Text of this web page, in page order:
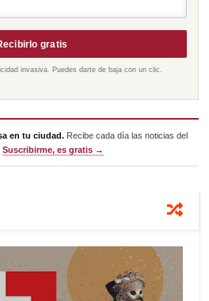
gratis
invasiva. Puedes darte de baja con un clic.
en tu ciudad. Recibe cada día las noticias del
Suscribirme, es gratis →